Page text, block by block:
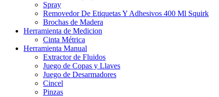
Spray
Removedor De Etiquetas Y Adhesivos 400 Ml Squirk
Brochas de Madera
Herramienta de Medicion
Cinta Métrica
Herramienta Manual
Extractor de Fluidos
Juego de Copas y Llaves
Juego de Desarmadores
Cincel
Pinzas